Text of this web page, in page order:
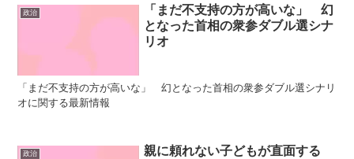
政治
「まだ不支持の方が高いな」 幻
となった首相の衆参ダブル選シナ
リオ
「まだ不支持の方が高いな」 幻となった首相の衆参ダブル選シナリ
オに関する最新情報
政治
親に頼れない子どもが直面する